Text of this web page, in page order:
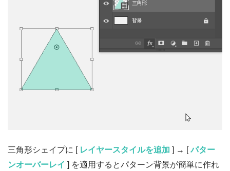
三角形シェイプに [ レイヤースタイルを追加 ] → [パター
ンオーバーレイ ] を適用するとパターン背景が簡単に作れ